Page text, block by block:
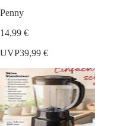
Penny
14,99 €
UVP39,99 €